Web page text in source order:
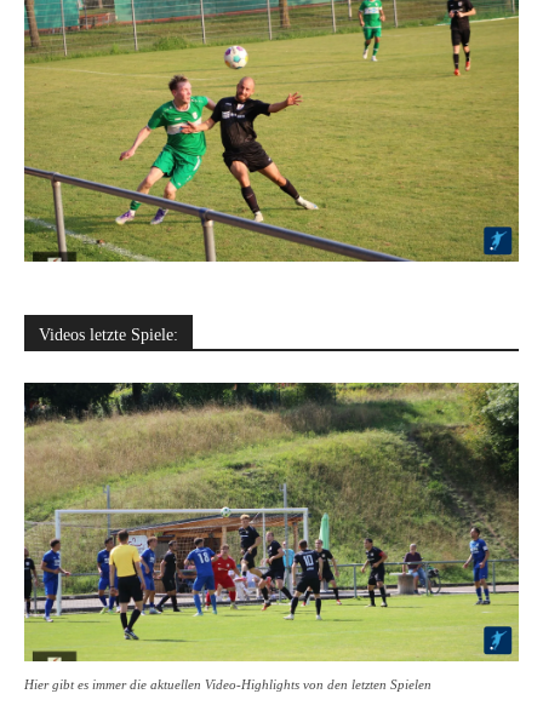
Videos letzte Spiele:
Hier gibt es immer die aktuellen Video-Highlights von den letzten Spielen